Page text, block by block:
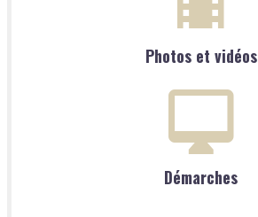
Photos et vidéos
Démarches